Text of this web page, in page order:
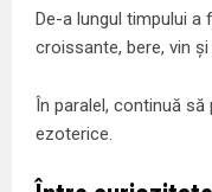
De-a lungul timpului
croissante, bere, vin și
În paralel, continuă
ezoterice.